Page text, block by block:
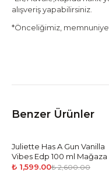
alışveriş yapabilirsiniz.
*Önceliğimiz,
Benzer Ürünler
-39%
Juliette Has A Gun Vanilla
Vibes Edp 100 ml Mağaza
Unisex
₺ 1,599.00₺ 2,600.00